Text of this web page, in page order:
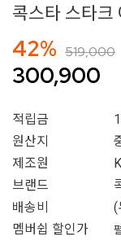
콕스타 스타
42% 519,000
300,900
적립금
원산지
제조원
브랜드
배송비
멤버쉽 할인가